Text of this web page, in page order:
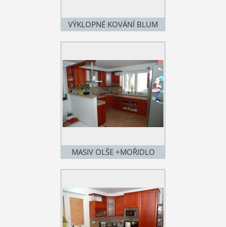
VÝKLOPNÉ KOVÁNÍ BLUM
MASIV OLŠE +MOŘIDLO